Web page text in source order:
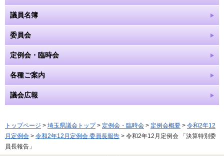
議員名簿
委員会
定例会・臨時会
各種ご案内
議会広報
トップページ > 埼玉県議会トップ> 定例会・臨時会 > 定例会概要 > 令和2年12
月定例会 > 令和2年12月定例会 委員長報告 > 令和2年12月定例会 「決算特別委
員長報告」